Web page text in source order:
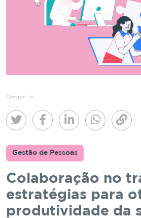
Compartile
Gestão de Pessoas
Colaboração no
estratégias para
produtividade da